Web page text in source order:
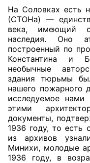
На Соловках есть
(СТОНа) —
века, имеющий
наследия. Оно
построенный по
Константина и
необычные
здания тюрьмы
нашего пожарного
исследуемое нами
этими
документы,
1936 году, то есть
из архивов
Минихи, молодые
1936 году, в